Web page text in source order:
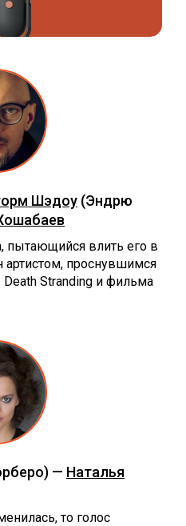
Шэдоу (Эндрю
пытающийся влить его в
артистом, проснувшимся
Stranding и фильма
— Наталья
то голос